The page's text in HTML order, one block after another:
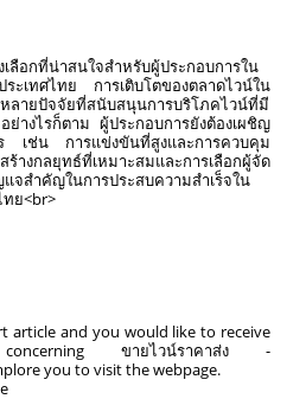
เลือกที่น่าสนใจสำหรับผู้ประกอบการใน
ระเทศไทย การเติบโตของตลาดไวน์ใน
ลายปัจจัยที่สนับสนุนการบริโภคไวน์ที่มี
างไรก็ตาม ผู้ประกอบการยังต้องเผชิญ
เช่น การแข่งขันที่สูงและการควบคุม
กลยุทธ์ที่เหมาะสมและการเลือกผู้จัด
จสำคัญในการประสบความสำเร็จใน
ทย<br>
article and you would like to receive
ขายไวน์ราคาส่ง -
you to visit the webpage.